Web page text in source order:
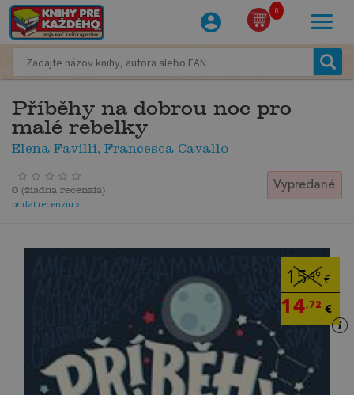
0
Příběhy na dobrou noc pro
malé rebelky
Elena Favilli, Francesca Cavallo
Vypredané
0 (žiadna recenzia)
pridať recenziu »
15,49 €
14,72 €